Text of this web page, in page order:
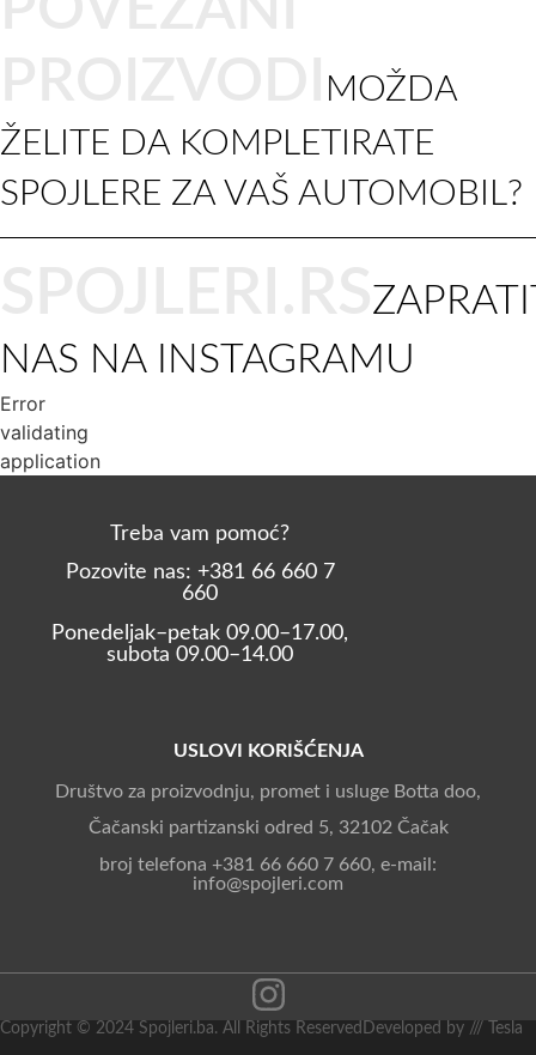
MOŽDA
ŽELITE DA KOMPLETIRATE
SPOJLERE ZA VAŠ AUTOMOBIL?
NAS NA INSTAGRAMU
Error
validating
application
USLOVI KORIŠĆENJA
Društvo za proizvodnju, promet i usluge Botta doo,
Čačanski partizanski odred 5, 32102 Čačak
broj telefona +381 66 660 7 660, e-mail:
info@spojleri.com
Treba vam pomoć?
Pozovite nas: +381 66 660 7
660
Ponedeljak–petak 09.00–17.00,
subota 09.00–14.00
Copyright © 2024 Spojleri.ba. All Rights Reserved Developed by /// Tesla